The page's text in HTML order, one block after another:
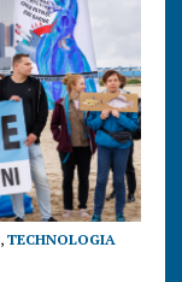
, TECHNOLOGIA